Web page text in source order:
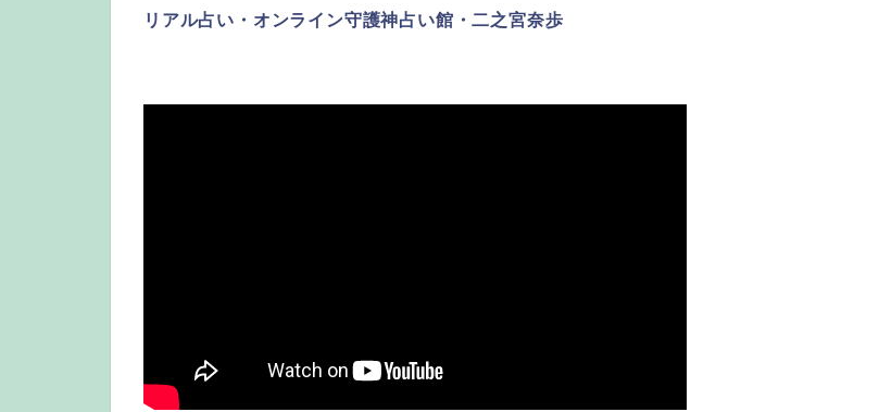
リアル占い・オンライン守護神占い館・二之宮奈歩